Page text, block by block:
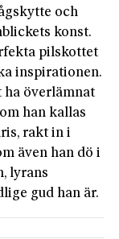
och
konst.
pilskottet
inspirationen.
ha överlämnat
han kallas
rakt in i
även han dö i
lyrans
gud han är.